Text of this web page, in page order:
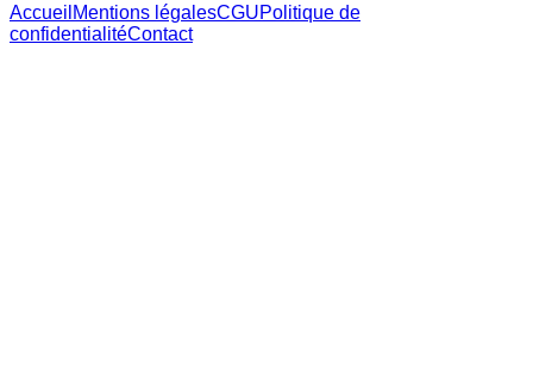
Accueil Mentions légalesCGUPolitique de
confidentialitéContact